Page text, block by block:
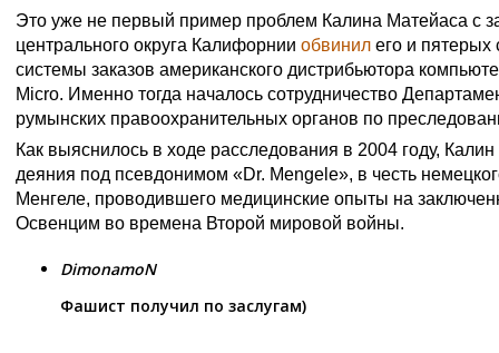
Это уже не первый пример проблем Калина Матейаса с
центрального округа Калифорнии обвинил его и
системы заказов американского дистрибьютора
Micro. Именно тогда началось сотрудничество
румынских правоохранительных органов по
Как выяснилось в ходе расследования в 2004 году,
деяния под псевдонимом «Dr. Mengele», в честь
Менгеле, проводившего медицинские опыты на
Освенцим во времена Второй мировой войны.
DimonamoN
Фашист получил по заслугам)